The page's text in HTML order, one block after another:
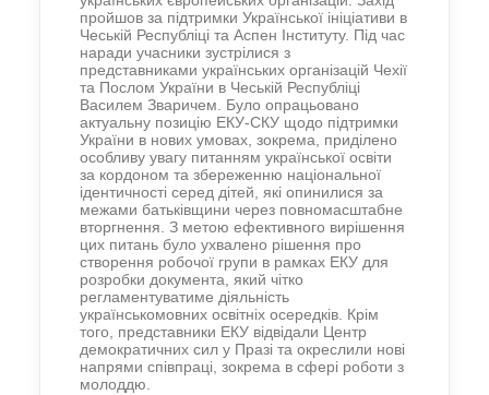
пройшов за підтримки Української ініціативи в
Чеській Республіці та Аспен Інституту. Під час
наради учасники зустрілися з
представниками українських організацій Чехії
та Послом України в Чеській Республіці
Василем Зваричем. Було опрацьовано
актуальну позицію ЕКУ-СКУ щодо підтримки
України в нових умовах, зокрема, приділено
особливу увагу питанням української освіти
за кордоном та збереженню національної
ідентичності серед дітей, які опинилися за
межами батьківщини через повномасштабне
вторгнення. З метою ефективного вирішення
цих питань було ухвалено рішення про
створення робочої групи в рамках ЕКУ для
розробки документа, який чітко
регламентуватиме діяльність
українськомовних освітніх осередків. Крім
того, представники ЕКУ відвідали Центр
демократичних сил у Празі та окреслили нові
напрями співпраці, зокрема в сфері роботи з
молоддю.